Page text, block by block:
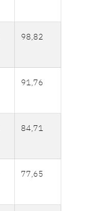
98,82
91,76
84,71
77,65